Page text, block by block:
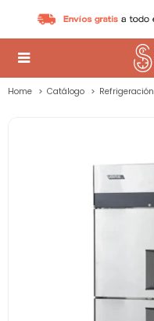

Home Catálogo Refrigeración